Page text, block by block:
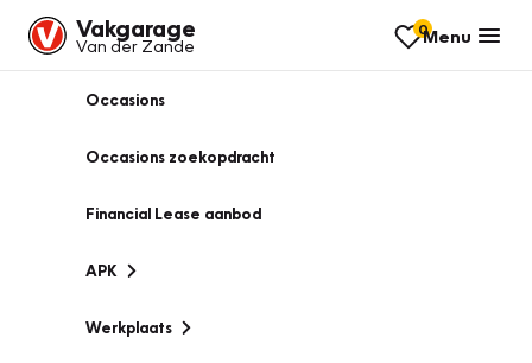
Vakgarage
Van der Zande
0Menu
Occasions
Occasions zoekopdracht
Financial Lease aanbod
APK
Werkplaats